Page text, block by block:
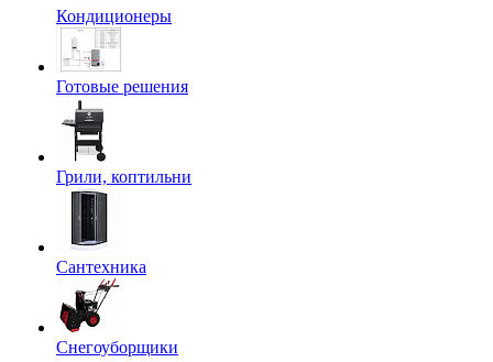
Кондиционеры
Готовые решения
Грили, коптильни
Сантехника
Снегоуборщики